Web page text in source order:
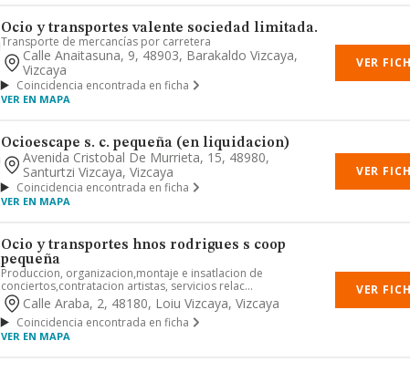
Ocio y transportes valente sociedad limitada.
Transporte de mercancías por carretera
Calle Anaitasuna, 9, 48903, Barakaldo Vizcaya,
Vizcaya
Coincidencia encontrada en ficha
VER EN MAPA
VER
Ocioescape s. c. pequeña (en liquidacion)
Avenida Cristobal De Murrieta, 15, 48980,
Santurtzi Vizcaya, Vizcaya
Coincidencia encontrada en ficha
VER EN MAPA
VER
Ocio y transportes hnos rodrigues s coop
pequeña
Produccion, organizacion,montaje e insatlacion de
conciertos,contratacion artistas, servicios relac...
Calle Araba, 2, 48180, Loiu Vizcaya, Vizcaya
Coincidencia encontrada en ficha
VER EN MAPA
VER